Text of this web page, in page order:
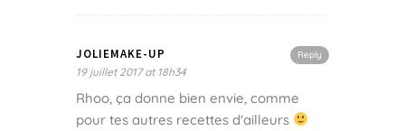
Reply
JOLIEMAKE-UP
19 juillet 2017 at 18h34
Rhoo, ça donne bien envie, comme
pour tes autres recettes d'ailleurs